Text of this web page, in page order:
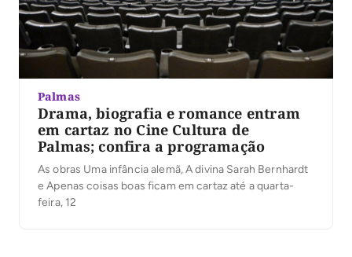
Palmas
Drama, biografia e romance entram
em cartaz no Cine Cultura de
Palmas; confira a programação
As obras Uma infância alemã, A divina Sarah Bernhardt
e Apenas coisas boas ficam em cartaz até a quarta-
feira, 12